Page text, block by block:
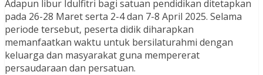
Adapun libur Idulfitri bagi satuan pendidikan ditetapkan
pada 26-28 Maret serta 2-4 dan 7-8 April 2025. Selama
periode tersebut, peserta didik diharapkan
memanfaatkan waktu untuk bersilaturahmi dengan
keluarga dan masyarakat guna mempererat
persaudaraan dan persatuan.